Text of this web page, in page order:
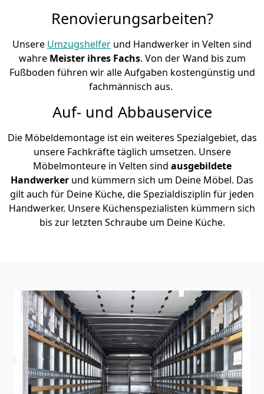
Renovierungsarbeiten?
Unsere Umzugshelfer und Handwerker in Velten sind
wahre Meister ihres Fachs. Von der Wand bis zum
Fußboden führen wir alle Aufgaben kostengünstig und
fachmännisch aus.
Auf- und Abbauservice
Die Möbeldemontage ist ein weiteres Spezialgebiet, das
unsere Fachkräfte täglich umsetzen. Unsere
Möbelmonteure in Velten sind ausgebildete
Handwerker und kümmern sich um Deine Möbel. Das
gilt auch für Deine Küche, die Spezialdisziplin für jeden
Handwerker. Unsere Küchenspezialisten kümmern sich
bis zur letzten Schraube um Deine Küche.